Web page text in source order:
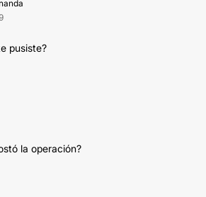
pusiste?
la operación?